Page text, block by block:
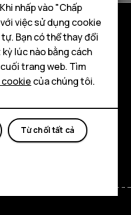
minh
thông
LinkedinDiscord
nhấp vào "Chấp
việc sử dụng cookie
Bạn có thể thay đổi
lúc nào bằng cách
trang web. Tìm
cookiecủa chúng tôi.
Từ chối tất cả